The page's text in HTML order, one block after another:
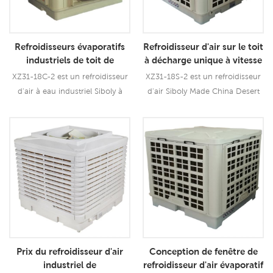
Refroidisseurs évaporatifs
industriels de toit de
refroidisseur d'air de l'eau
Siboly à faible coût
XZ31-18C-2 est un refroidisseur
d'air à eau industriel Siboly à
intérieures/extérieures. Il utilise
un moteur de ventilateur de 1,1
KW, vous apporte un vent
puissant de 18 000 CMH, à une
seule vitesse. Utilisation du
tampon de refroidissement
5090, performance de
Lire La Suite
Refroidisseur d'air sur le toit
à décharge unique à vitesse
unique pour usage
industriel
XZ31-18S-2 est un refroidisseur
d'air Siboly Made China Desert
intérieures/extérieures. Il utilise
un moteur de ventilateur de 1,1
KW, vous apporte un vent
puissant de 18 000 CMH, à une
seule vitesse. Utilisation du
tampon de refroidissement
5090, performance de
Lire La Suite
Prix ​​​​du refroidisseur d'air
industriel de
Conception de fenêtre de
refroidisseur d'air évaporatif